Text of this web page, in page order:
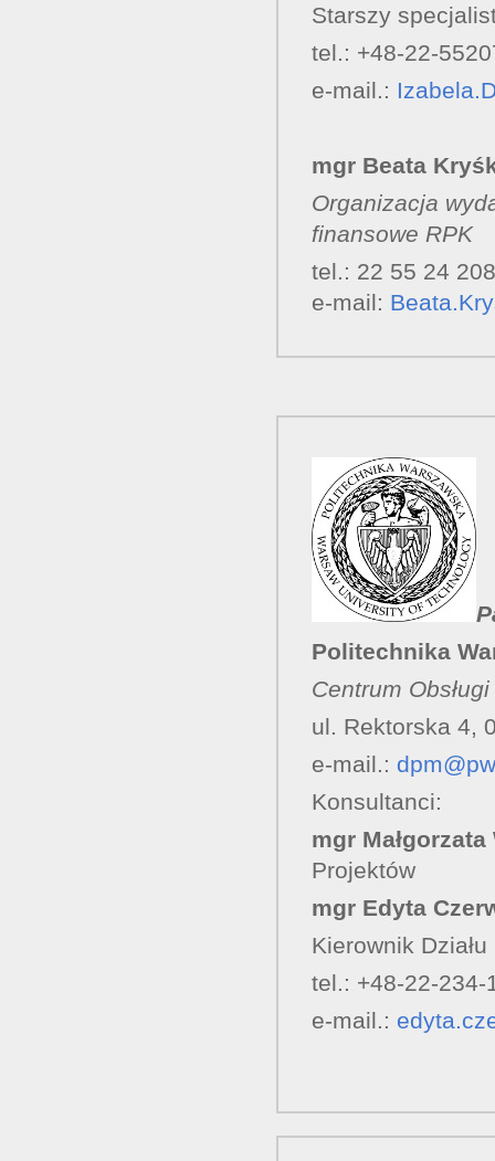
Starszy
tel.: +48-22-
e-mail.:
mgr Beata
Organizacja
finansowe RPK
tel.: 22 55 24 208
e-mail:
Politechnika
Centrum
ul. Rektorska 4,
e-mail.:
Konsultanci:
mgr
Projektów
mgr Edyta
Kierownik
tel.: +48-22-234-
e-mail.: